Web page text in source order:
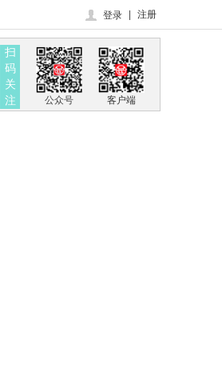
登录 注册
扫
码
关
注
公众号 客户端